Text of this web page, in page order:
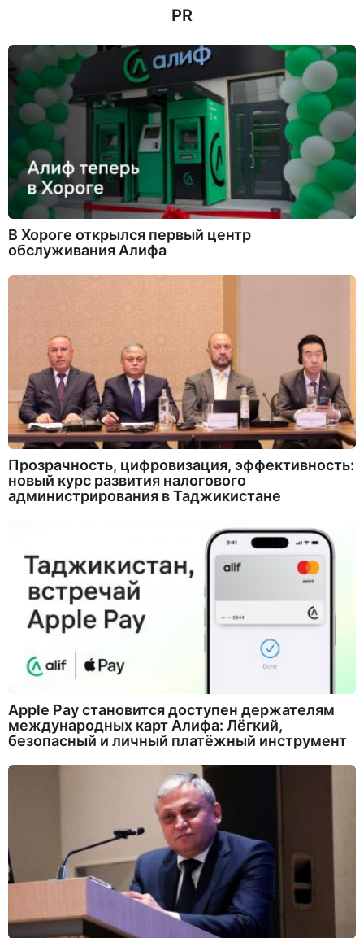
PR
В Хороге открылся первый центр
обслуживания Алифа
Прозрачность, цифровизация, эффективность:
новый курс развития налогового
администрирования в Таджикистане
Apple Pay становится доступен держателям
международных карт Алифа: Лёгкий,
безопасный и личный платёжный инструмент